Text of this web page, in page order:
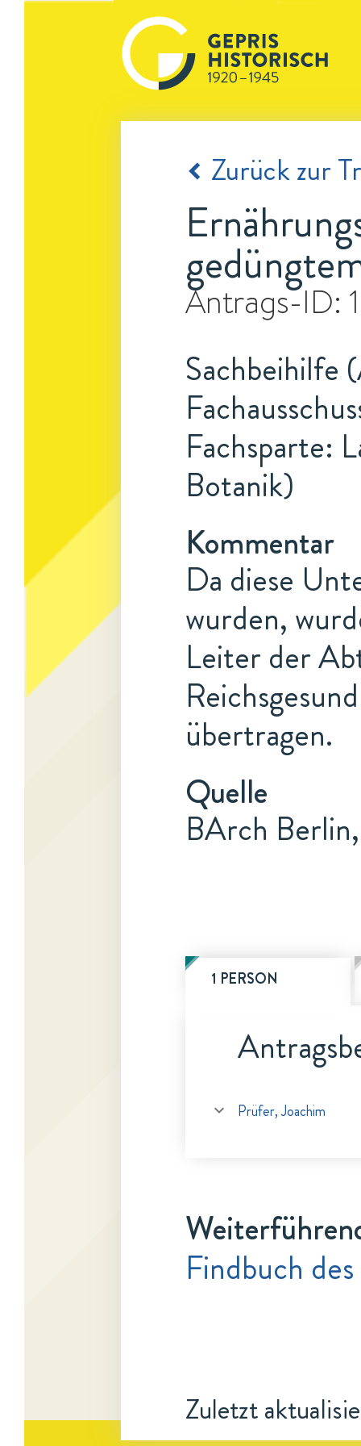
Zurück zur
Antrags-ID:
Sachbeihilfe
Fachsparte:
Botanik)
Kommentar
Da diese
wurden,
Leiter der
übertragen.
Quelle
BArch
1 PERSON
Prüfer, Joachim
Findbuch
Zuletzt